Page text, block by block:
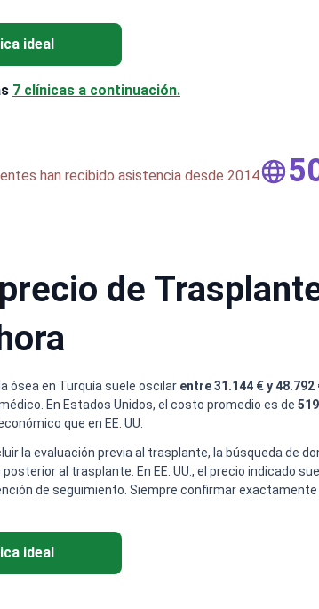
ideal
7 clínicas a continuación.
han recibido asistencia desde 2014
de
ósea en Turquía suele oscilar entre 31.144 € y 48.792
En Estados Unidos, el costo promedio es de
que en EE. UU.
la evaluación previa al trasplante, la búsqueda de
al trasplante. En EE. UU., el precio indicado
de seguimiento. Siempre confirmar
ideal